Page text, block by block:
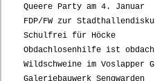
Queere Party am 4. Januar
FDP/FW zur
Schulfrei für Höcke
Obdachlosenhilfe ist
Wildschweine im Voslapper
Galeriebauwerk Sengwarden